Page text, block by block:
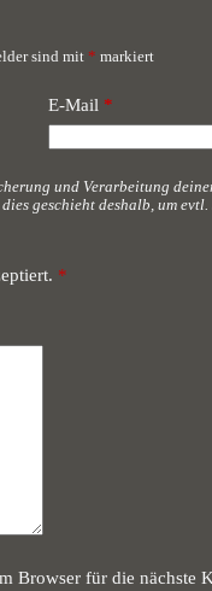
sind mit * markiert
E-Mail *
und Verarbeitung
geschieht deshalb, um
*
Browser für die nächste